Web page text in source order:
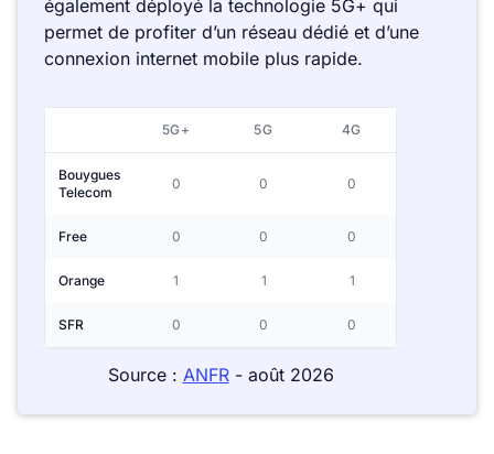
également déployé la technologie 5G+ qui
permet de profiter d’un réseau dédié et d’une
connexion internet mobile plus rapide.
5G+ 5G 4G
Bouygues
Telecom
0 0 0
Free 0 0 0
Orange 1 1 1
SFR 0 0 0
Source : ANFR- août 2026